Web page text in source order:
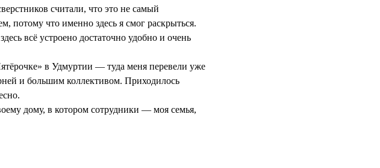
считали, что это не самый
потому что именно здесь я смог раскрыться.
всё устроено достаточно удобно и очень
в Удмуртии — туда меня перевели уже
и большим коллективом. Приходилось
дому, в котором сотрудники — моя семья,